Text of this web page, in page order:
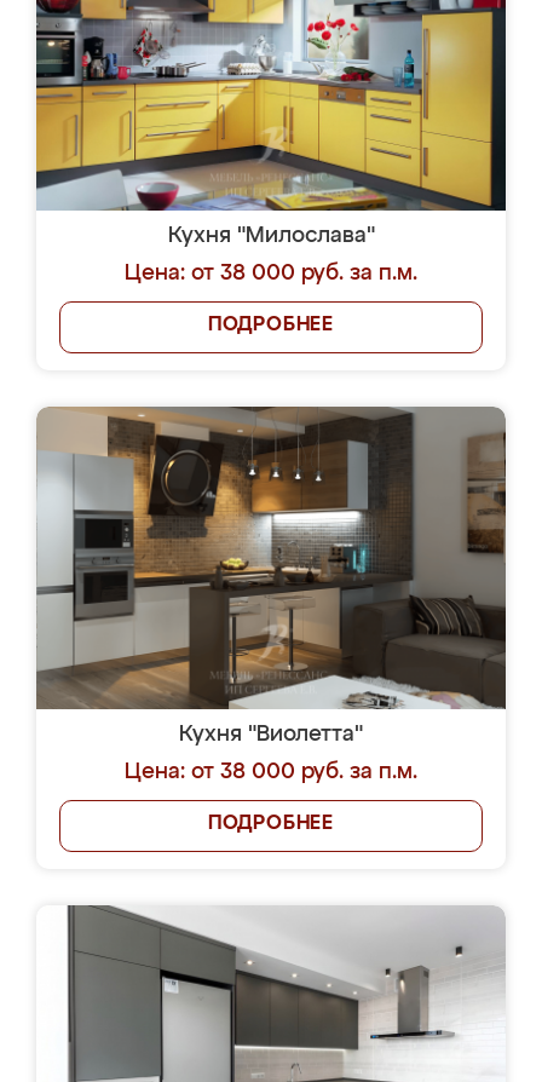
Кухня "Милослава"
Цена: от 38 000 руб. за п.м.
ПОДРОБНЕЕ
Кухня "Виолетта"
Цена: от 38 000 руб. за п.м.
ПОДРОБНЕЕ